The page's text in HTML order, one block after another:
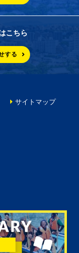
こちら
する
サイトマップ